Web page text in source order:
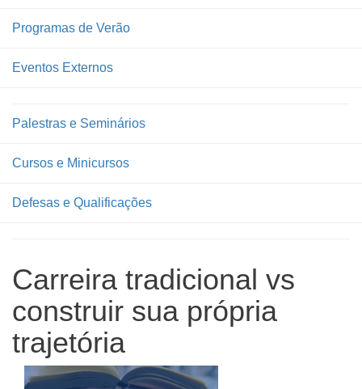
Programas de Verão
Eventos Externos
Palestras e Seminários
Cursos e Minicursos
Defesas e Qualificações
Carreira tradicional vs
construir sua própria
trajetória